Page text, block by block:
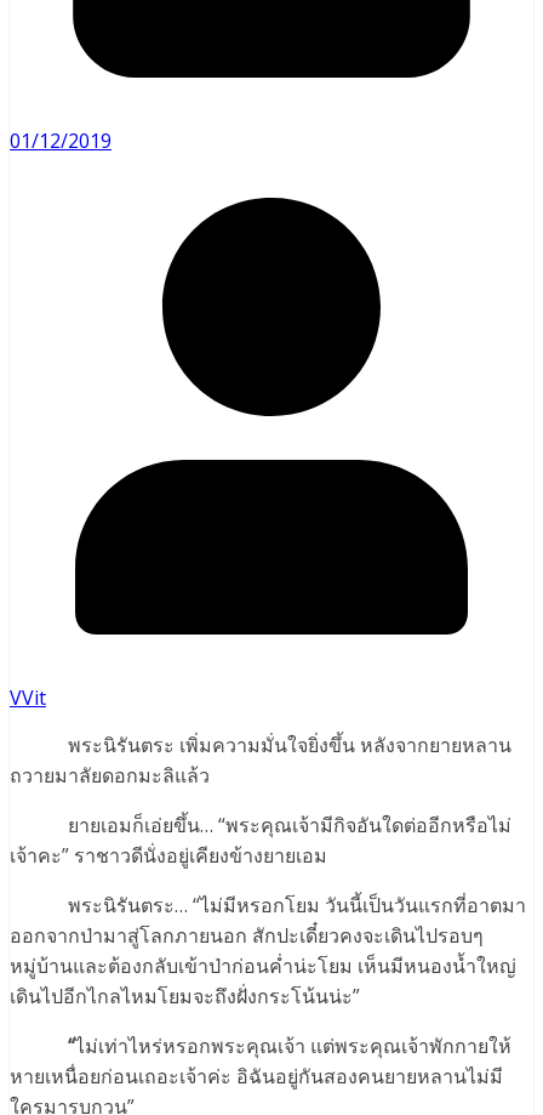
01/12/2019
VVit
พระนิรันตระ เพิ่มความมั่นใจยิ่งขึ้น หลังจากยายหลาน
ถวายมาลัยดอกมะลิแล้ว
ยายเอมก็เอ่ยขึ้น… “พระคุณเจ้ามีกิจอันใดต่ออีกหรือไม่
เจ้าคะ” ราชาวดีนั่งอยู่เคียงข้างยายเอม
พระนิรันตระ… “ไม่มีหรอกโยม วันนี้เป็นวันแรกที่อาตมา
ออกจากป่ามาสู่โลกภายนอก สักปะเดี๋ยวคงจะเดินไปรอบๆ
หมู่บ้านและต้องกลับเข้าป่าก่อนค่ำน่ะโยม เห็นมีหนองน้ำใหญ่
เดินไปอีกไกลไหมโยมจะถึงฝั่งกระโน้นน่ะ”
“ไม่เท่าไหร่หรอกพระคุณเจ้า แต่พระคุณเจ้าพักกายให้
หายเหนื่อยก่อนเถอะเจ้าค่ะ อิฉันอยู่กันสองคนยายหลานไม่มี
ใครมารบกวน”